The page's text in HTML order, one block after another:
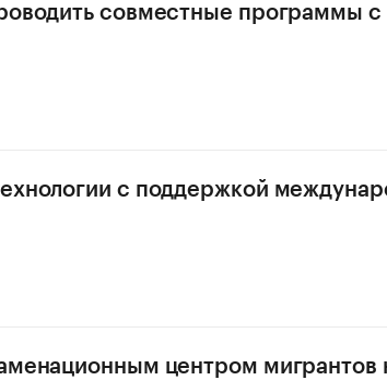
совместные программы с
с поддержкой
центром мигрантов